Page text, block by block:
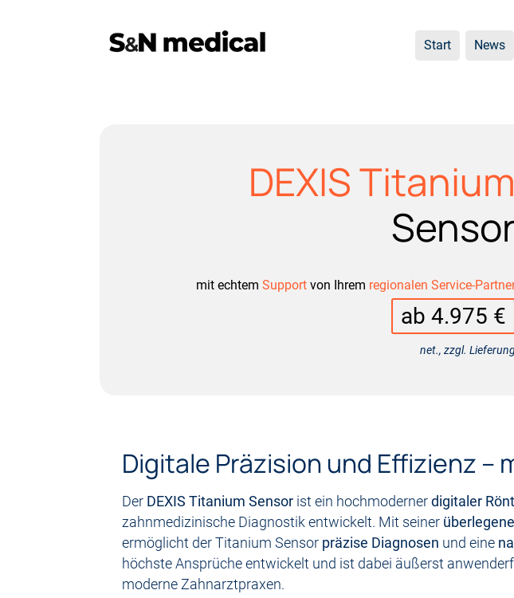
Start News
DEXIS Titanium
mit echtem Supportvon Ihrem regionalen Service-
ab 4.975 €
net., zzgl.
Digitale Präzision und Effizienz –
Der DEXIS Titanium Sensor ist ein hochmoderner digitaler
zahnmedizinische Diagnostik entwickelt. Mit seiner
ermöglicht der Titanium Sensor präzise Diagnosen und eine
höchste Ansprüche entwickelt und ist dabei äußerst
moderne Zahnarztpraxen.